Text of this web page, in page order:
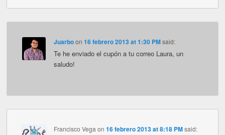
Juarboon 16 febrero 2013 at 1:30 PM said:
Te he enviado el cupón a tu correo Laura, un
saludo!
Francisco Vega on 16 febrero 2013 at 8:18 PM said: